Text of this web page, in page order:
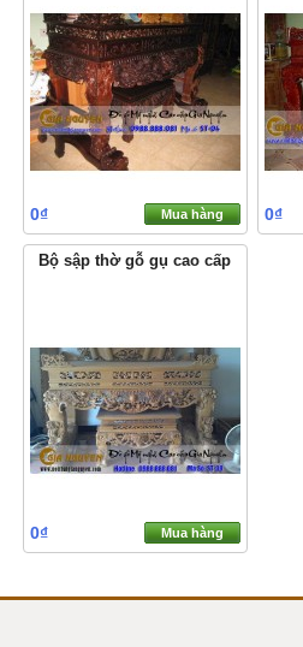
0₫ Mua hàng 0₫
Bộ sập thờ gỗ gụ cao cấp
0₫ Mua hàng